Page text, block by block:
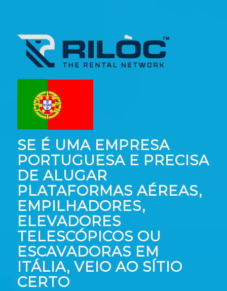
SE É UMA EMPRESA
PORTUGUESA E PRECISA
DE ALUGAR
PLATAFORMAS AÉREAS,
EMPILHADORES,
ELEVADORES
TELESCÓPICOS OU
ESCAVADORAS EM
ITÁLIA, VEIO AO SÍTIO
CERTO